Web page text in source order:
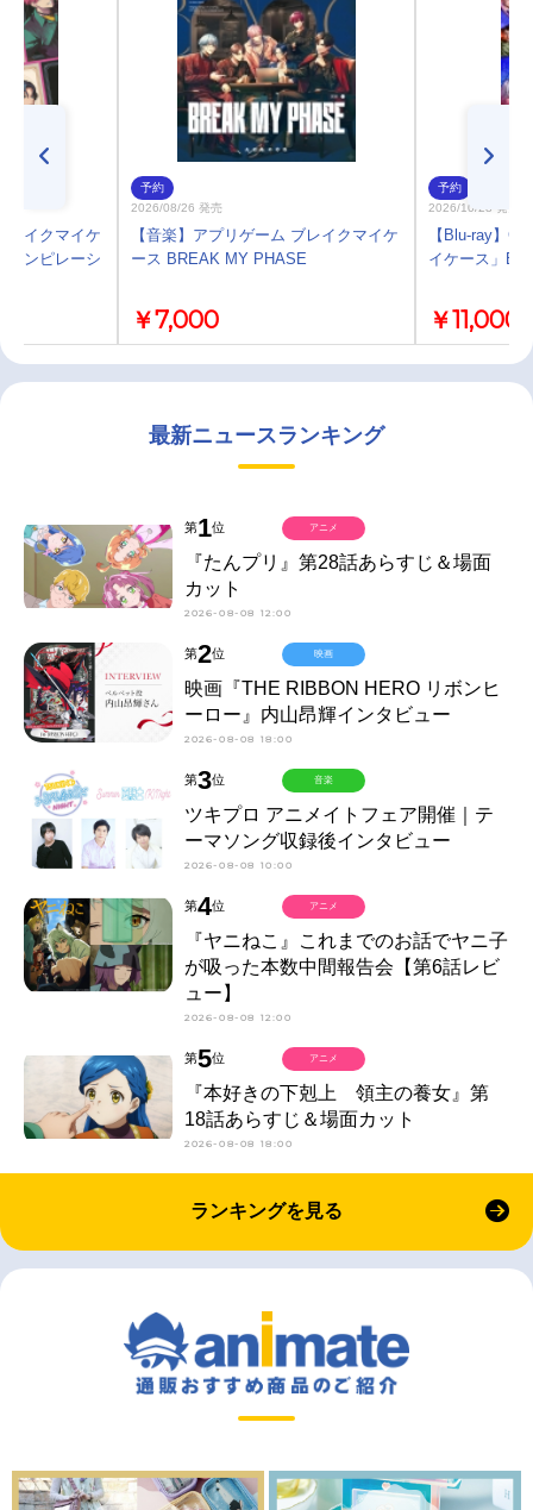
レイクマイケ
コンピレーシ
予約
2026/08/26 発売
【音楽】アプリゲーム ブレイクマイケ
ース BREAK MY PHASE
￥7,000
予約
2026/10/28 発売
【Blu-ray】
イケース」
￥11,000
最新ニュースランキング
第1位
『たんプリ』第28話あらすじ＆場面
カット
2026-08-08 12:00
アニメ
第2位
映画『THE RIBBON HERO リボンヒ
ーロー』内山昂輝インタビュー
2026-08-08 18:00
映画
第3位
ツキプロ アニメイトフェア開催｜テ
ーマソング収録後インタビュー
2026-08-08 10:00
音楽
第4位
『ヤニねこ』これまでのお話でヤニ子
が吸った本数中間報告会【第6話レビ
ュー】
2026-08-08 12:00
アニメ
第5位
『本好きの下剋上 領主の養女』第
18話あらすじ＆場面カット
2026-08-08 18:00
アニメ
ランキングを見る